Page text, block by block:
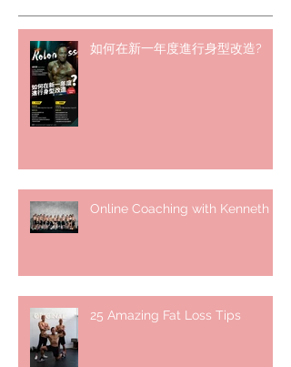
如何在新一年度進行身型改造?
Online Coaching with Kenneth
25 Amazing Fat Loss Tips⁣